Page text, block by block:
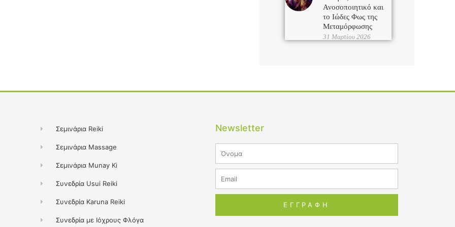
Ανοσοποιητικό και
το Ιώδες Φως της
Μεταμόρφωσης
31 Μαρτίου 2026
Σεμινάρια Reiki
Σεμινάρια Massage
Σεμινάρια Munay Ki
Συνεδρία Usui Reiki
Συνεδρία Karuna Reiki
Συνεδρία με Ιόχρους Φλόγα
Newsletter
Name
Email
ΕΓΓΡΑΦΗ